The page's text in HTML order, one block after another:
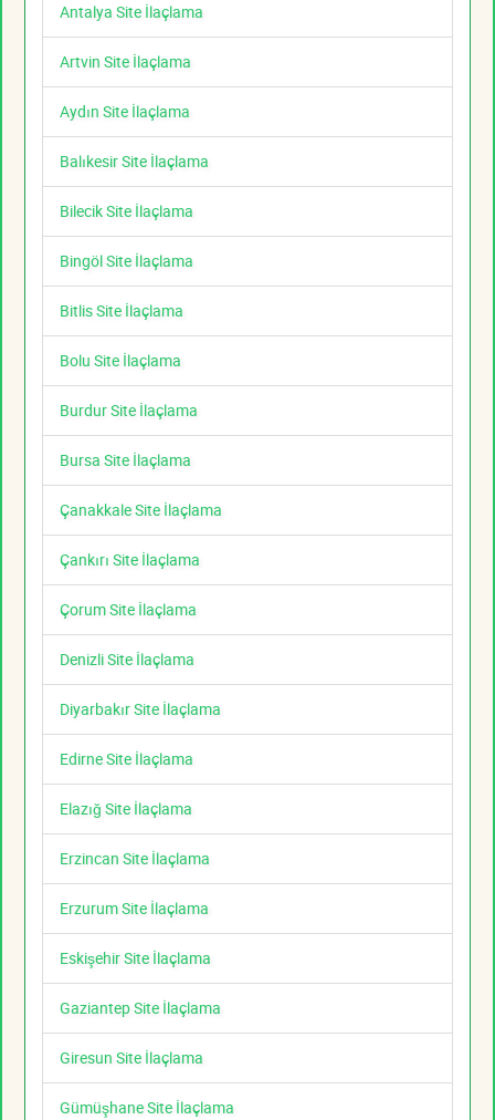
Antalya Site İlaçlama
Artvin Site İlaçlama
Aydın Site İlaçlama
Balıkesir Site İlaçlama
Bilecik Site İlaçlama
Bingöl Site İlaçlama
Bitlis Site İlaçlama
Bolu Site İlaçlama
Burdur Site İlaçlama
Bursa Site İlaçlama
Çanakkale Site İlaçlama
Çankırı Site İlaçlama
Çorum Site İlaçlama
Denizli Site İlaçlama
Diyarbakır Site İlaçlama
Edirne Site İlaçlama
Elazığ Site İlaçlama
Erzincan Site İlaçlama
Erzurum Site İlaçlama
Eskişehir Site İlaçlama
Gaziantep Site İlaçlama
Giresun Site İlaçlama
Gümüşhane Site İlaçlama